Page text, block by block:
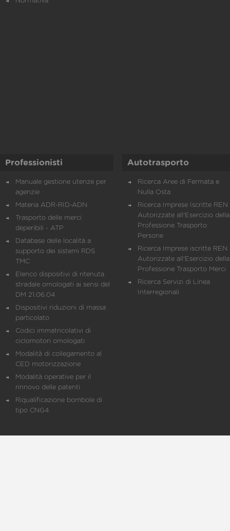
Professionisti
Manuale gestione utenze per
agenzie
Materia ADR-RID-ADN
Trasporto delle merci
deperibili - ATP
Database delle località a
supporto dei sistemi RDS
TMC
Elenco dispositivi di ritenuta
stradale omologati ai sensi del
DM 21.06.04
Dispositivi riduzioni di massa
particolato
Codici immatricolativi di
ciclomotori omologati
Modalità di collegamento al
CED motorizzazione
Modalità operative per il
rinnovo delle patenti
Riqualificazione bombole di
tipo CNG4
Autotrasporto
Ricerca Aree di Fermata e
Nulla Osta
Ricerca Imprese Iscritte REN
Autorizzate all'Esercizio della
Professione Trasporto
Persone
Ricerca Imprese iscritte REN
Autorizzate all'Esercizio della
Professione Trasporto Merci
Ricerca Servizi di Linea
Interregionali